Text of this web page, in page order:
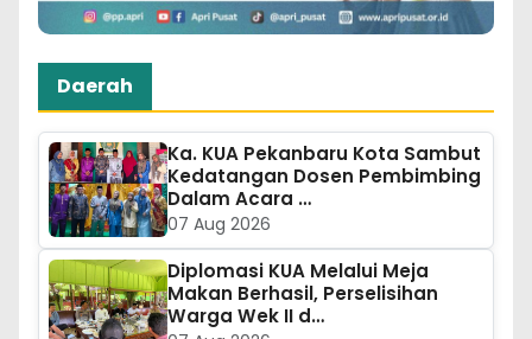
Daerah
Ka. KUA Pekanbaru Kota Sambut
Kedatangan Dosen Pembimbing
Dalam Acara …
07 Aug 2026
Diplomasi KUA Melalui Meja
Makan Berhasil, Perselisihan
Warga Wek II d…